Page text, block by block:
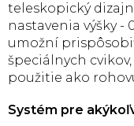
teleskopický
nastavenia výšky -
umožní
špeciálnych
použitie ako
Systém pre